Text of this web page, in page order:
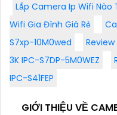
Lắp Camera Ip Wifi Nào
Wifi Gia Đình Giá Rẻ
S7xp-10M0wed
3K IPC-S7DP-5M0WEZ
IPC-S41FEP
GIỚI THIỆU VỀ